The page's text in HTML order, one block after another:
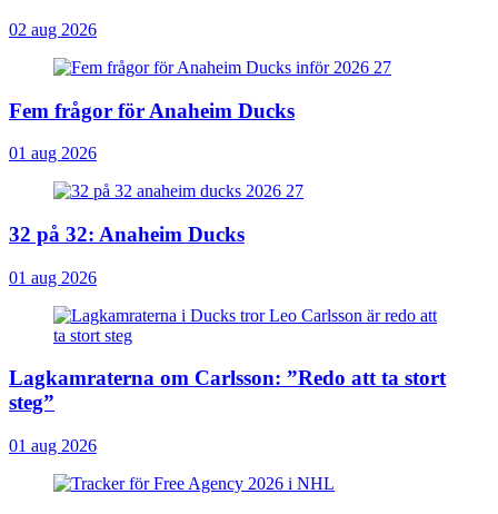
02 aug 2026
Fem frågor för Anaheim Ducks
01 aug 2026
32 på 32: Anaheim Ducks
01 aug 2026
Lagkamraterna om Carlsson: ”Redo att ta stort
steg”
01 aug 2026